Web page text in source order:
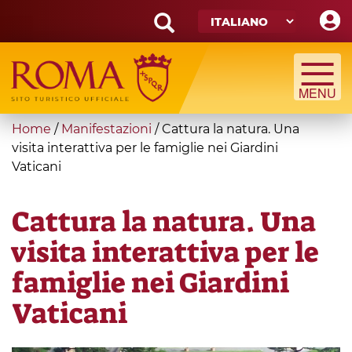
main
content
Search
form
Cerca
You
are
here
Home / Manifestazioni /Cattura la natura. Una
visita interattiva per le famiglie nei Giardini
Vaticani
Cattura la natura. Una
visita interattiva per le
famiglie nei Giardini
Vaticani